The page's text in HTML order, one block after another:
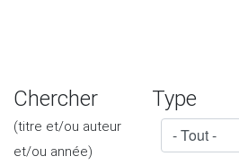
Chercher
(titre et/ou auteur
et/ou année)
Type